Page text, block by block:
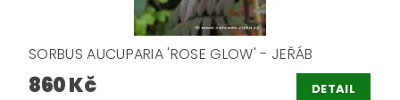
SORBUS AUCUPARIA 'ROSE GLOW' - JEŘÁB
860 Kč DETAIL